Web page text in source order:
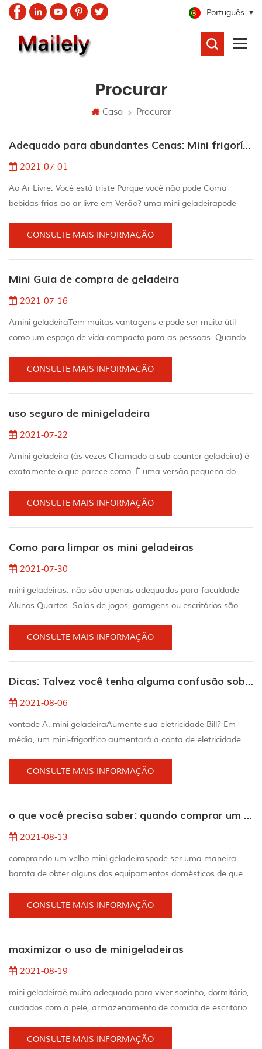
Português
Procurar
Casa Procurar
Adequado para abundantes Cenas: Mini frigorífico
2021-07-01
Ao Ar Livre: Você está triste Porque você não pode Coma
bebidas frias ao ar livre em Verão? uma mini geladeirapode
ser colocados em quase qualquer lugar com um plugue de
energia, e podem ser facilmente armazenados em cozinhas ao
acampamento de carro mais confortável e conveniente. A...
CONSULTE MAIS INFORMAÇÃO
Mini Guia de compra de geladeira
2021-07-16
Amini geladeiraTem muitas vantagens e pode ser muito útil
como um espaço de vida compacto para as pessoas. Quando
há vários produtos Nós Espero que o nosso mini guia de compra
de refrigerador possa resolver todas as suas perguntas
tamanho frigoríficoO tamanho de um refrigerador compa...
CONSULTE MAIS INFORMAÇÃO
uso seguro de minigeladeira
2021-07-22
Amini geladeira (às vezes Chamado a sub-counter geladeira) é
exatamente o que parece como. É uma versão pequena do
americanos cozinha. tem casa mini geladeiras. , mini frigoríficos
para dormitórios, mini geladeiras para bares, mini geladeiras
no tamanho, menor custo de energia e fre...
CONSULTE MAIS INFORMAÇÃO
Como para limpar os mini geladeiras
2021-07-30
mini geladeiras. não são apenas adequados para faculdade
Alunos Quartos. Salas de jogos, garagens ou escritórios são
manter bebidas e lanches legais e impedir que os usuários the
Trekking todo o caminho até o principal geladeira. Assim como
também ser limpo regularmente para mantê...
CONSULTE MAIS INFORMAÇÃO
Dicas: Talvez você tenha alguma confusão sobre o mini geladeira
2021-08-06
vontade A. mini geladeiraAumente sua eletricidade Bill? Em
média, um mini-frigorífico aumentará a conta de eletricidade
eletricidade variam dependendo da marca, modelo e instalação
do equipamento, bem como o estado, temporada e tempo de
diferentes Temperaturas. produtos anunciados...
CONSULTE MAIS INFORMAÇÃO
o que você precisa saber: quando comprar um minigeladeira de segunda mão
2021-08-13
comprando um velho mini geladeiraspode ser uma maneira
barata de obter alguns dos equipamentos domésticos de que
suado dinheiro no bolso. decida o tamanho e tipo que você
precisa escolha um refrigerador compacto entre três
maiores pequenas geladeiras e geralmente são consideradas
as mais...
CONSULTE MAIS INFORMAÇÃO
maximizar o uso de minigeladeiras
2021-08-19
mini geladeiraé muito adequado para viver sozinho, dormitório,
cuidados com a pele, armazenamento de comida de escritório
espaço do minigeladeira quando os alimentos obstruem o fluxo
CONSULTE MAIS INFORMAÇÃO